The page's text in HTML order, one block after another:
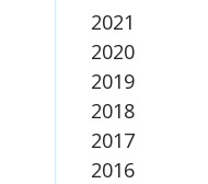
2021
2020
2019
2018
2017
2016